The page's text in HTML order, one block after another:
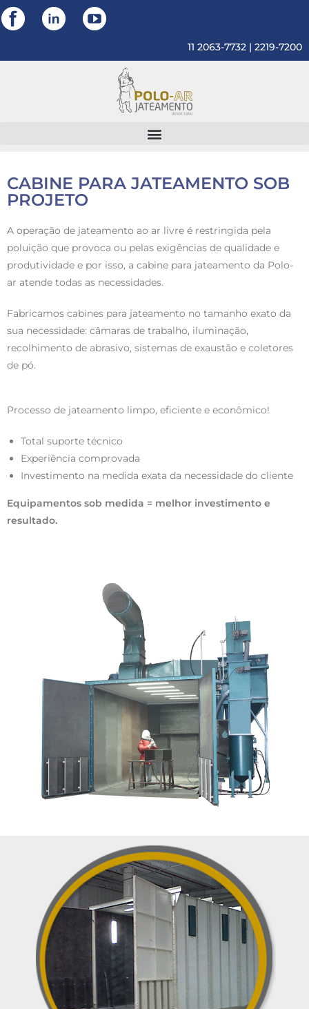
11 2063-7732 | 2219-7200
CABINE PARA JATEAMENTO SOB
PROJETO
A operação de jateamento ao ar livre é restringida pela
poluição que provoca ou pelas exigências de qualidade e
produtividade e por isso, a cabine para jateamento da Polo-
ar atende todas as necessidades.
Fabricamos cabines para jateamento no tamanho exato da
sua necessidade: câmaras de trabalho, iluminação,
recolhimento de abrasivo, sistemas de exaustão e coletores
de pó.
Processo de jateamento limpo, eficiente e econômico!
Total suporte técnico
Experiência comprovada
Investimento na medida exata da necessidade do cliente
Equipamentos sob medida = melhor investimento e
resultado.